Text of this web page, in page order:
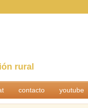
rural
contacto youtube